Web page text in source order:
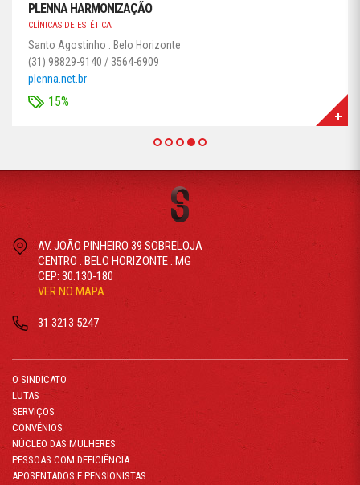
PLENNA HARMONIZAÇÃO
CLÍNICAS DE ESTÉTICA
Santo Agostinho . Belo Horizonte
(31) 98829-9140 / 3564-6909
plenna.net.br
15%
AV. JOÃO PINHEIRO 39 SOBRELOJA
CENTRO . BELO HORIZONTE . MG
CEP: 30.130-180
VER NO MAPA
31 3213 5247
O SINDICATO
LUTAS
SERVIÇOS
CONVÊNIOS
NÚCLEO DAS MULHERES
PESSOAS COM DEFICIÊNCIA
APOSENTADOS E PENSIONISTAS